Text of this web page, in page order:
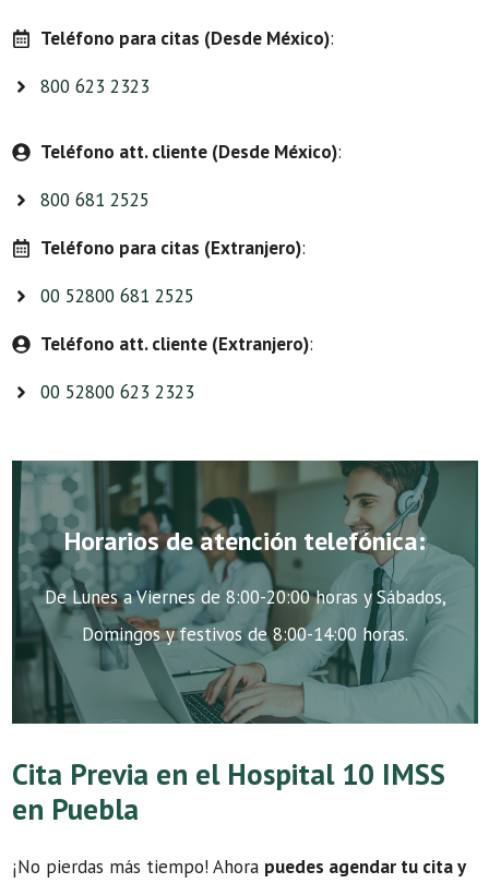
Teléfono para citas (Desde México):
800 623 2323
Teléfono att. cliente (Desde México):
800 681 2525
Teléfono para citas (Extranjero):
00 52800 681 2525
Teléfono att. cliente (Extranjero):
00 52800 623 2323
Horarios de atención telefónica:
De Lunes a Viernes de 8:00-20:00 horas y Sábados,
Domingos y festivos de 8:00-14:00 horas.
Cita Previa en el Hospital 10 IMSS
en Puebla
¡No pierdas más tiempo! Ahora puedes agendar tu cita y